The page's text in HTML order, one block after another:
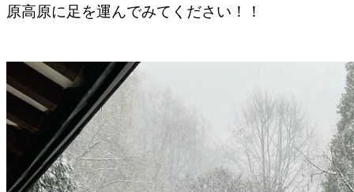
原高原に足を運んでみてください！！